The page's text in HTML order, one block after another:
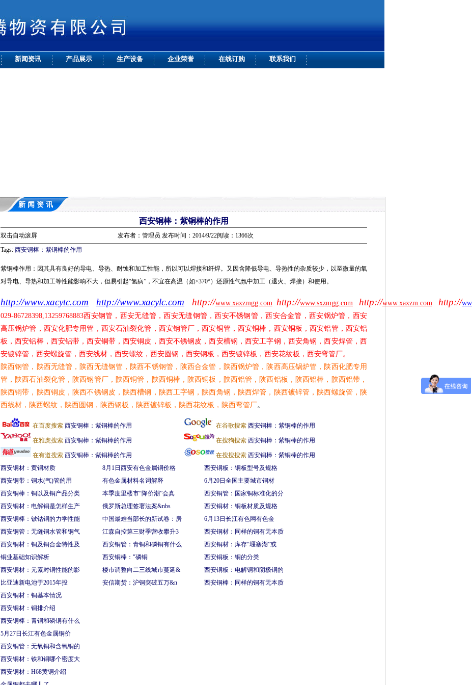
新闻资讯 产品展示 生产设备 企业荣誉 在线订购 联系我们
新 闻 资 讯
西安铜棒：紫铜棒的作用
双击自动滚屏
发布者：管理员 发布时间：2014/9/22阅读：1366次
Tags: 西安铜棒：紫铜棒的作用
紫铜棒作用：因其具有良好的导电、导热、耐蚀和加工性能，所以可以焊接和纤焊。又因含降低导电、导热性的杂质较少，以至微量的氧
对导电、导热和加工等性能影响不大，但易引起“氢病”，不宜在高温（如>370°）还原性气氛中加工（退火、焊接）和使用。
http://www.xacytc.com http://www.xacylc.com http://www.xaxzmgg.com http://www.sxzmgg.com http://www.xaxzm.com http://
029-86728398,13259768883西安钢管，西安无缝管，西安无缝钢管，西安不锈钢管，西安合金管，西安锅炉管，西安
高压锅炉管，西安化肥专用管，西安石油裂化管，西安钢管厂，西安铜管，西安铜棒，西安铜板，西安铝管，西安铝
板，西安铝棒，西安铝带，西安铜带，西安铜皮，西安不锈钢皮，西安槽钢，西安工字钢，西安角钢，西安焊管，西
安镀锌管，西安螺旋管，西安线材，西安螺纹，西安圆钢，西安钢板，西安镀锌板，西安花纹板，西安弯管厂。
陕西钢管，陕西无缝管，陕西无缝钢管，陕西不锈钢管，陕西合金管，陕西锅炉管，陕西高压锅炉管，陕西化肥专用
管，陕西石油裂化管，陕西钢管厂，陕西铜管，陕西铜棒，陕西铜板，陕西铝管，陕西铝板，陕西铝棒，陕西铝带，
陕西铜带，陕西铜皮，陕西不锈钢皮，陕西槽钢，陕西工字钢，陕西角钢，陕西焊管，陕西镀锌管，陕西螺旋管，陕
西线材，陕西螺纹，陕西圆钢，陕西钢板，陕西镀锌板，陕西花纹板，陕西弯管厂。
在百度搜索 西安铜棒：紫铜棒的作用 在谷歌搜索 西安铜棒：紫铜棒的作用
在雅虎搜索 西安铜棒：紫铜棒的作用 在搜狗搜索 西安铜棒：紫铜棒的作用
在有道搜索 西安铜棒：紫铜棒的作用 在搜搜搜索 西安铜棒：紫铜棒的作用
西安铜材：黄铜材质
西安铜带：铜水(气)管的用
西安铜棒：铜以及铜产品分类
西安铜材：电解铜是怎样生产
西安铜棒：铍钴铜的力学性能
西安铜管：无缝铜水管和铜气
西安铜材：铜及铜合金特性及
铜业基础知识解析
西安铜材：元素对铜性能的影
比亚迪新电池于2015年投
8月1日西安有色金属铜价格
有色金属材料名词解释
本季度里楼市“降价潮”会真
俄罗斯总理签署法案&nbs
中国最难当部长的新试卷：房
江森自控第三财季营收攀升3
西安铜管：青铜和磷铜有什么
西安铜棒："磷铜
楼市调整向二三线城市蔓延&
安信期货：沪铜突破五万&n
西安铜板：铜板型号及规格
6月20日全国主要城市铜材
西安铜管：国家铜标准化的分
西安铜材：铜板材质及规格
6月13日长江有色网有色金
西安铜材：同样的铜有无本质
西安铜材：库存“堰塞湖”或
西安铜板：铜的分类
西安铜板：电解铜和阴极铜的
西安铜棒：同样的铜有无本质
西安铜材：铜基本情况
西安铜材：铜排介绍
西安铜棒：青铜和磷铜有什么
5月27日长江有色金属铜价
西安铜管：无氧铜和含氧铜的
西安铜材：铁和铜哪个密度大
西安铜材：H68黄铜介绍